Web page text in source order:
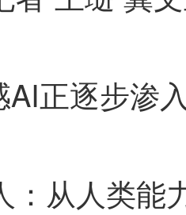
逐步渗入
从人类能